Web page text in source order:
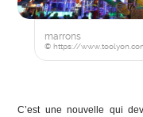
marrons
© https://
C’est une nouvelle qui